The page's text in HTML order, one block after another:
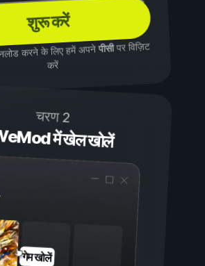
शुरू करें
करने के लिए हमें अपनेपीसीपर विज़िट
करें
चरण 2
में खेल खोलें
गेम खोलें